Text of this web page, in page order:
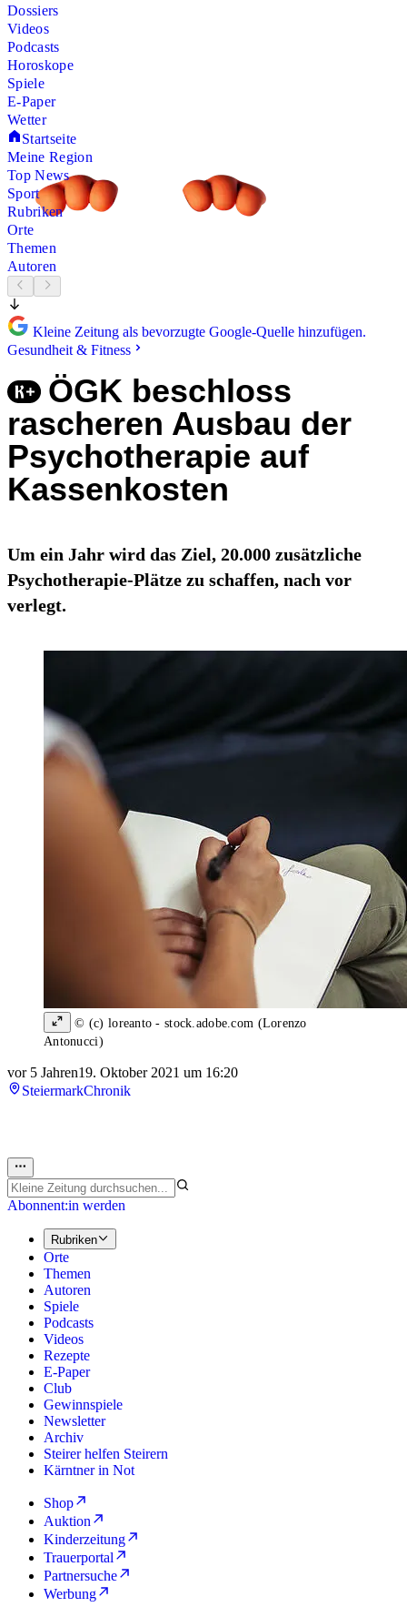
Dossiers
Videos
Podcasts
Horoskope
Spiele
E-Paper
Wetter
Startseite
Meine Region
Top News
Sport
Rubriken
Orte
Themen
Autoren
Kleine Zeitung als bevorzugte Google-Quelle hinzufügen.
Gesundheit & Fitness
ÖGK beschloss
rascheren Ausbau der
Psychotherapie auf
Kassenkosten
Um ein Jahr wird das Ziel, 20.000 zusätzliche
Psychotherapie-Plätze zu schaffen, nach vor
verlegt.
© (c) loreanto - stock.adobe.com (Lorenzo
Antonucci)
vor 5 Jahren19. Oktober 2021 um 16:20
SteiermarkChronik
Abonnent:in werden
Rubriken
Orte
Themen
Autoren
Spiele
Podcasts
Videos
Rezepte
E-Paper
Club
Gewinnspiele
Newsletter
Archiv
Steirer helfen Steirern
Kärntner in Not
Shop
Auktion
Kinderzeitung
Trauerportal
Partnersuche
Werbung